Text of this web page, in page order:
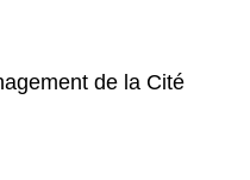
de la Cité